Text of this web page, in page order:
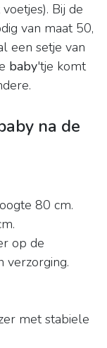
Bij de
van maat 50,
een setje van
baby'tje komt
na de
80 cm.
op de
verzorging.
met stabiele